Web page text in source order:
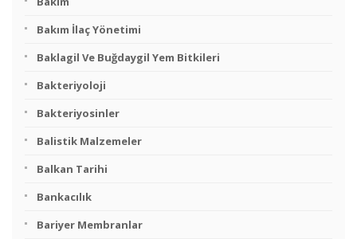
Bakım İlaç Yönetimi
Baklagil Ve Buğdaygil Yem Bitkileri
Bakteriyoloji
Bakteriyosinler
Balistik Malzemeler
Balkan Tarihi
Bankacılık
Bariyer Membranlar